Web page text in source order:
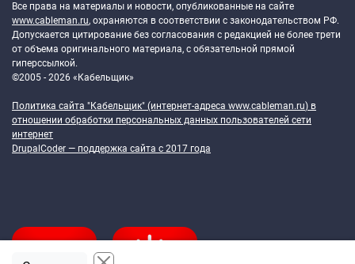
Все права на материалы и новости, опубликованные на сайте
www.cableman.ru, охраняются в соответствии с законодательством РФ.
Допускается цитирование без согласования с редакцией не более трети
от объема оригинального материала, с обязательной прямой
гиперссылкой.
©2005 - 2026 «Кабельщик»
Политика сайта "Кабельщик" (интернет-адреса www.cableman.ru) в
отношении обработки персональных данных пользователей сети
интернет
DrupalCoder — поддержка сайта c 2017 года